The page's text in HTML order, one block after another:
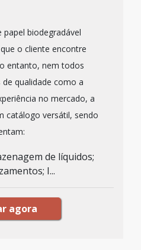
biodegradável
o cliente encontre
entanto, nem todos
qualidade como a
no mercado, a
catálogo versátil, sendo
de líquidos;
I...
agora